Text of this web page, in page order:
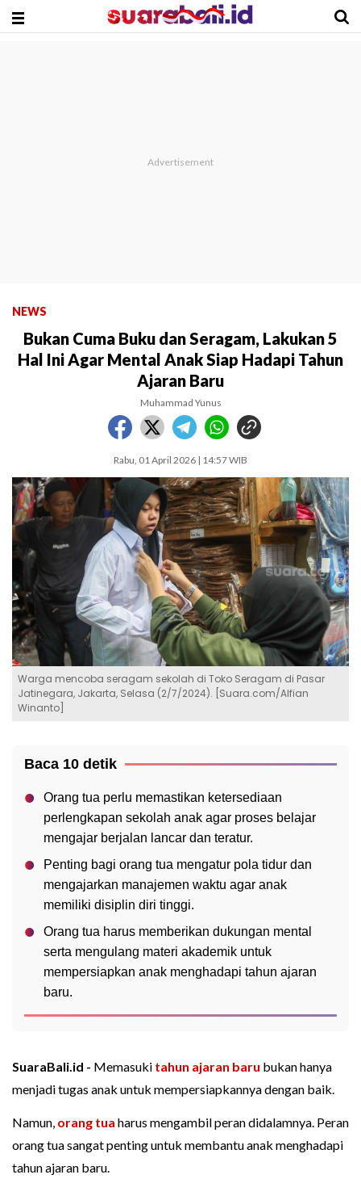
NEWS
Bukan Cuma Buku dan Seragam, Lakukan 5
Hal Ini Agar Mental Anak Siap Hadapi Tahun
Ajaran Baru
Muhammad Yunus
Rabu, 01 April 2026 | 14:57 WIB
Warga mencoba seragam sekolah di Toko Seragam di Pasar
Jatinegara, Jakarta, Selasa (2/7/2024). [Suara.com/Alfian
Winanto]
Baca 10 detik
Orang tua perlu memastikan ketersediaan
perlengkapan sekolah anak agar proses belajar
mengajar berjalan lancar dan teratur.
Penting bagi orang tua mengatur pola tidur dan
mengajarkan manajemen waktu agar anak
memiliki disiplin diri tinggi.
Orang tua harus memberikan dukungan mental
serta mengulang materi akademik untuk
mempersiapkan anak menghadapi tahun ajaran
baru.
SuaraBali.id - Memasuki tahun ajaran baru bukan hanya
menjadi tugas anak untuk mempersiapkannya dengan baik.
Namun, orang tua harus mengambil peran didalamnya. Peran
orang tua sangat penting untuk membantu anak menghadapi
tahun ajaran baru.